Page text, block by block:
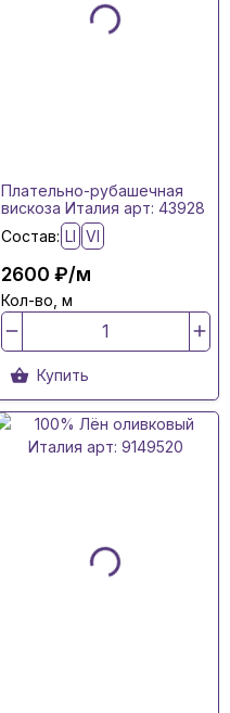
Плательно-рубашечная
вискоза Италия арт: 43928
Состав: LI VI
2600 ₽/м
Кол-во, м
Купить